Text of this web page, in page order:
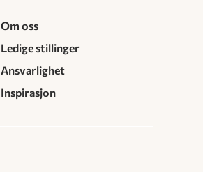
Om oss
Ledige stillinger
Ansvarlighet
Inspirasjon